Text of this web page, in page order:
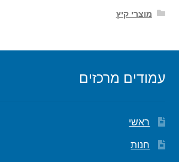
מוצרי קיץ
עמודים מרכזים
ראשי
חנות